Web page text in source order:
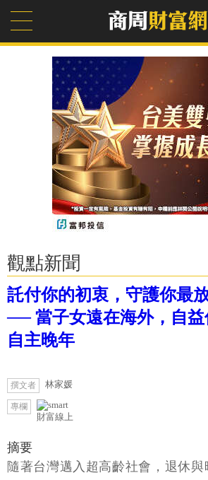
觀點新聞
託付你的初衷，守護你最
── 當子女遠在海外，自
自主晚年
撰文者 林家媛
專欄
財富線上
摘要
隨著台灣邁入超高齡社會，退休